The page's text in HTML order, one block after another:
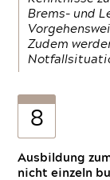
Brems- und
Zudem
8
Ausbildung
nicht einzeln